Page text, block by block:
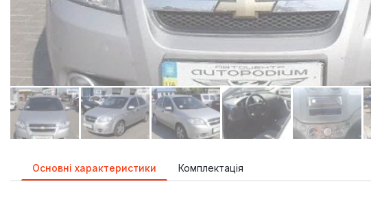
Основні характеристики Комплектація